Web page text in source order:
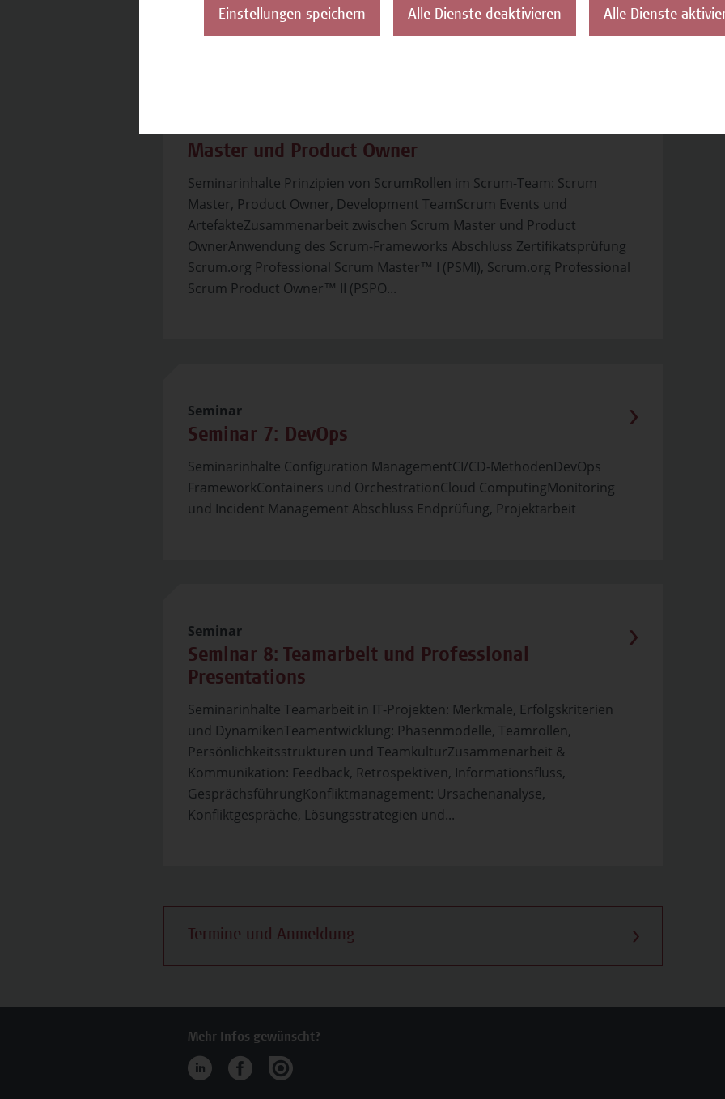
Seminar 6: SCRUM - Scrum Foundation für Scrum
Master und Product Owner
Seminarinhalte Prinzipien von ScrumRollen im Scrum-Team: Scrum
Master, Product Owner, Development TeamScrum Events und
ArtefakteZusammenarbeit zwischen Scrum Master und Product
OwnerAnwendung des Scrum-Frameworks Abschluss Zertifikatsprüfung
Scrum.org Professional Scrum Master™ I (PSMI), Scrum.org Professional
Scrum Product Owner™ II (PSPO...
Seminar
Seminar 7: DevOps
Seminarinhalte Configuration ManagementCI/CD-MethodenDevOps
FrameworkContainers und OrchestrationCloud ComputingMonitoring
und Incident Management Abschluss Endprüfung, Projektarbeit
Seminar
Seminar 8: Teamarbeit und Professional
Presentations
Seminarinhalte Teamarbeit in IT-Projekten: Merkmale, Erfolgskriterien
und DynamikenTeamentwicklung: Phasenmodelle, Teamrollen,
Persönlichkeitsstrukturen und TeamkulturZusammenarbeit &
Kommunikation: Feedback, Retrospektiven, Informationsfluss,
GesprächsführungKonfliktmanagement: Ursachenanalyse,
Konfliktgespräche, Lösungsstrategien und...
Termine und Anmeldung
Mehr Infos gewünscht?
Einstellungen speichern Alle Dienste deaktivieren Alle Dienste